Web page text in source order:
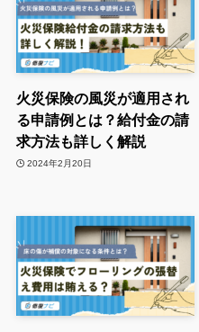
火災保険の風災が適用され
る申請例とは？給付金の請
求方法も詳しく解説
2024年2月20日